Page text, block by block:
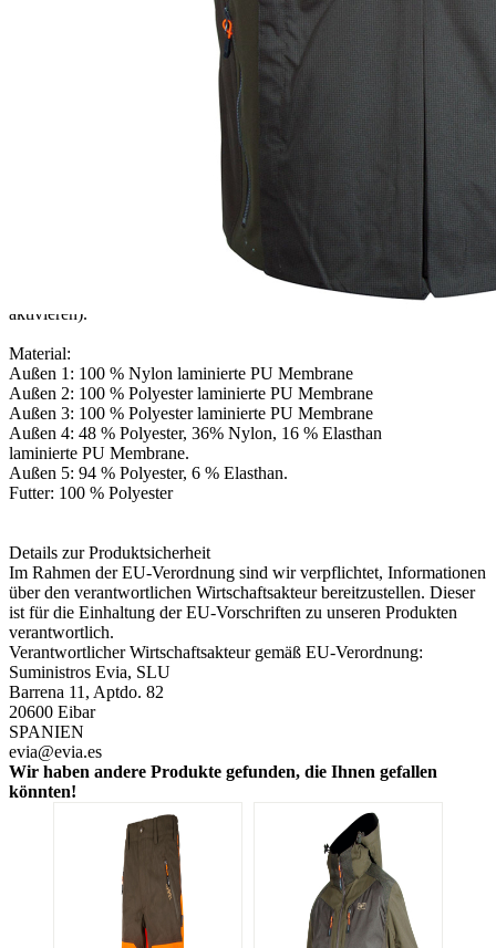
Verstärkte Weste mit doppelter Hasentasche und
Cargotaschen mit Reißverschluss. Haltbares Oxford-
Nylon mit Verstärkungen aus 600D Rip-Stop an den
Cargo- und Hasentaschen. Die elastischen Seitenteile
bieten mehr Komfort durch aktive Passform. Brusttaschen
mit Reißverschluss. Zwei wasserdichte Hasentaschen
am Rücken. Orangefarbene Schulterteile für bessere
Sichtbarkeit. Am Bund findet sich ein Magnetic-Port (eine
Mikrotasche für die magnetischen Vorrichtungen, die die
EIN-/AUS-Funktion der elektronischen Hundehalsbänder
aktivieren).
Material:
Außen 1: 100 % Nylon laminierte PU Membrane
Außen 2: 100 % Polyester laminierte PU Membrane
Außen 3: 100 % Polyester laminierte PU Membrane
Außen 4: 48 % Polyester, 36% Nylon, 16 % Elasthan
laminierte PU Membrane.
Außen 5: 94 % Polyester, 6 % Elasthan.
Futter: 100 % Polyester
Details zur Produktsicherheit
Im Rahmen der EU-Verordnung sind wir verpflichtet, Informationen
über den verantwortlichen Wirtschaftsakteur bereitzustellen. Dieser
ist für die Einhaltung der EU-Vorschriften zu unseren Produkten
verantwortlich.
Verantwortlicher Wirtschaftsakteur gemäß EU-Verordnung:
Suministros Evia, SLU
Barrena 11, Aptdo. 82
20600 Eibar
SPANIEN
evia@evia.es
Wir haben andere Produkte gefunden, die Ihnen gefallen
könnten!